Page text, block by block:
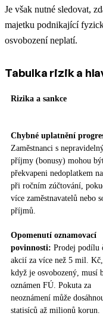
Je však nutné sledovat,
majetku podnikající
osvobození neplatí.
Tabulka rizik a
Rizika a sankce
Chybné uplatnění
Zaměstnanci s
příjmy (bonusy) mohou
překvapeni nedoplatkem
při ročním zúčtování,
více zaměstnavatelů nebo
příjmů.
Opomenutí oznamovací
povinnosti: Prodej podílu
akcií za více než 5 mil.
když je osvobozený, musí
oznámen FÚ. Pokuta za
neoznámení může
statisíců až milionů korun.